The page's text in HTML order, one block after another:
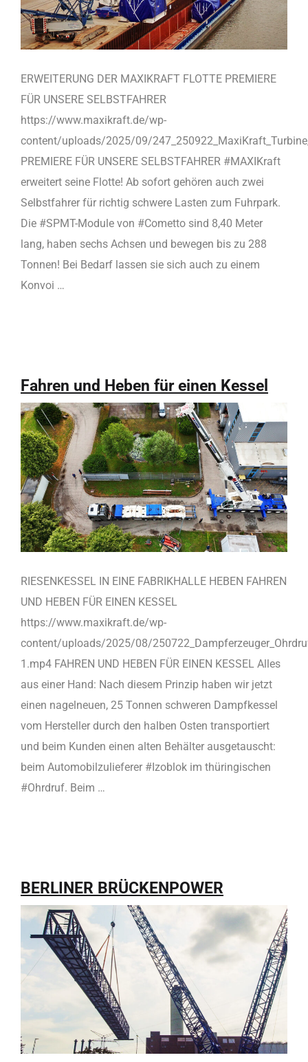
ERWEITERUNG DER MAXIKRAFT FLOTTE PREMIERE
FÜR UNSERE SELBSTFAHRER
https://www.maxikraft.de/wp-
content/uploads/2025/09/
PREMIERE FÜR UNSERE SELBSTFAHRER #MAXIKraft
erweitert seine Flotte! Ab sofort gehören auch zwei
Selbstfahrer für richtig schwere Lasten zum Fuhrpark.
Die #SPMT-Module von #Cometto sind 8,40 Meter
lang, haben sechs Achsen und bewegen bis zu 288
Tonnen! Bei Bedarf lassen sie sich auch zu einem
Konvoi …
Fahren und Heben für einen Kessel
RIESENKESSEL IN EINE FABRIKHALLE HEBEN FAHREN
UND HEBEN FÜR EINEN KESSEL
https://www.maxikraft.de/wp-
content/uploads/2025/08/
1.mp4 FAHREN UND HEBEN FÜR EINEN KESSEL Alles
aus einer Hand: Nach diesem Prinzip haben wir jetzt
einen nagelneuen, 25 Tonnen schweren Dampfkessel
vom Hersteller durch den halben Osten transportiert
und beim Kunden einen alten Behälter ausgetauscht:
beim Automobilzulieferer #Izoblok im thüringischen
#Ohrdruf. Beim …
BERLINER BRÜCKENPOWER